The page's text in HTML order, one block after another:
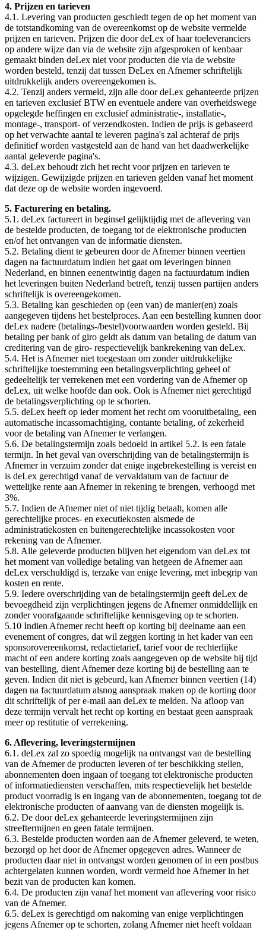
4. Prijzen en tarieven
4.1. Levering van producten geschiedt tegen de op het moment van
de totstandkoming van de overeenkomst op de website vermelde
prijzen en tarieven. Prijzen die door deLex of haar toeleveranciers
op andere wijze dan via de website zijn afgesproken of kenbaar
gemaakt binden deLex niet voor producten die via de website
worden besteld, tenzij dat tussen DeLex en Afnemer schriftelijk
uitdrukkelijk anders overeengekomen is.
4.2. Tenzij anders vermeld, zijn alle door deLex gehanteerde prijzen
en tarieven exclusief BTW en eventuele andere van overheidswege
opgelegde heffingen en exclusief administratie-, installatie-,
montage-, transport- of verzendkosten. Indien de prijs is gebaseerd
op het verwachte aantal te leveren pagina's zal achteraf de prijs
definitief worden vastgesteld aan de hand van het daadwerkelijke
aantal geleverde pagina's.
4.3. deLex behoudt zich het recht voor prijzen en tarieven te
wijzigen. Gewijzigde prijzen en tarieven gelden vanaf het moment
dat deze op de website worden ingevoerd.
5. Facturering en betaling.
5.1. deLex factureert in beginsel gelijktijdig met de aflevering van
de bestelde producten, de toegang tot de elektronische producten
en/of het ontvangen van de informatie diensten.
5.2. Betaling dient te gebeuren door de Afnemer binnen veertien
dagen na factuurdatum indien het gaat om leveringen binnen
Nederland, en binnen eenentwintig dagen na factuurdatum indien
het leveringen buiten Nederland betreft, tenzij tussen partijen anders
schriftelijk is overeengekomen.
5.3. Betaling kan geschieden op (een van) de manier(en) zoals
aangegeven tijdens het bestelproces. Aan een bestelling kunnen door
deLex nadere (betalings-/bestel)voorwaarden worden gesteld. Bij
betaling per bank of giro geldt als datum van betaling de datum van
creditering van de giro- respectievelijk bankrekening van deLex.
5.4. Het is Afnemer niet toegestaan om zonder uitdrukkelijke
schriftelijke toestemming een betalingsverplichting geheel of
gedeeltelijk ter verrekenen met een vordering van de Afnemer op
deLex, uit welke hoofde dan ook. Ook is Afnemer niet gerechtigd
de betalingsverplichting op te schorten.
5.5. deLex heeft op ieder moment het recht om vooruitbetaling, een
automatische incassomachtiging, contante betaling, of zekerheid
voor de betaling van Afnemer te verlangen.
5.6. De betalingstermijn zoals bedoeld in artikel 5.2. is een fatale
termijn. In het geval van overschrijding van de betalingstermijn is
Afnemer in verzuim zonder dat enige ingebrekestelling is vereist en
is deLex gerechtigd vanaf de vervaldatum van de factuur de
wettelijke rente aan Afnemer in rekening te brengen, verhoogd met
3%.
5.7. Indien de Afnemer niet of niet tijdig betaalt, komen alle
gerechtelijke proces- en executiekosten alsmede de
administratiekosten en buitengerechtelijke incassokosten voor
rekening van de Afnemer.
5.8. Alle geleverde producten blijven het eigendom van deLex tot
het moment van volledige betaling van hetgeen de Afnemer aan
deLex verschuldigd is, terzake van enige levering, met inbegrip van
kosten en rente.
5.9. Iedere overschrijding van de betalingstermijn geeft deLex de
bevoegdheid zijn verplichtingen jegens de Afnemer onmiddellijk en
zonder voorafgaande schriftelijke kennisgeving op te schorten.
5.10 Indien Afnemer recht heeft op korting bij deelname aan een
evenement of congres, dat wil zeggen korting in het kader van een
sponsorovereenkomst, redactietarief, tarief voor de rechterlijke
macht of een andere korting zoals aangegeven op de website bij tijd
van bestelling, dient Afnemer deze korting bij de bestelling aan te
geven. Indien dit niet is gebeurd, kan Afnemer binnen veertien (14)
dagen na factuurdatum alsnog aanspraak maken op de korting door
dit schriftelijk of per e-mail aan deLex te melden. Na afloop van
deze termijn vervalt het recht op korting en bestaat geen aanspraak
meer op restitutie of verrekening.
6. Aflevering, leveringstermijnen
6.1. deLex zal zo spoedig mogelijk na ontvangst van de bestelling
van de Afnemer de producten leveren of ter beschikking stellen,
abonnementen doen ingaan of toegang tot elektronische producten
of informatiediensten verschaffen, mits respectievelijk het bestelde
product voorradig is en ingang van de abonnementen, toegang tot de
elektronische producten of aanvang van de diensten mogelijk is.
6.2. De door deLex gehanteerde leveringstermijnen zijn
streeftermijnen en geen fatale termijnen.
6.3. Bestelde producten worden aan de Afnemer geleverd, te weten,
bezorgd op het door de Afnemer opgegeven adres. Wanneer de
producten daar niet in ontvangst worden genomen of in een postbus
achtergelaten kunnen worden, wordt vermeld hoe Afnemer in het
bezit van de producten kan komen.
6.4. De producten zijn vanaf het moment van aflevering voor risico
van de Afnemer.
6.5. deLex is gerechtigd om nakoming van enige verplichtingen
jegens Afnemer op te schorten, zolang Afnemer niet heeft voldaan